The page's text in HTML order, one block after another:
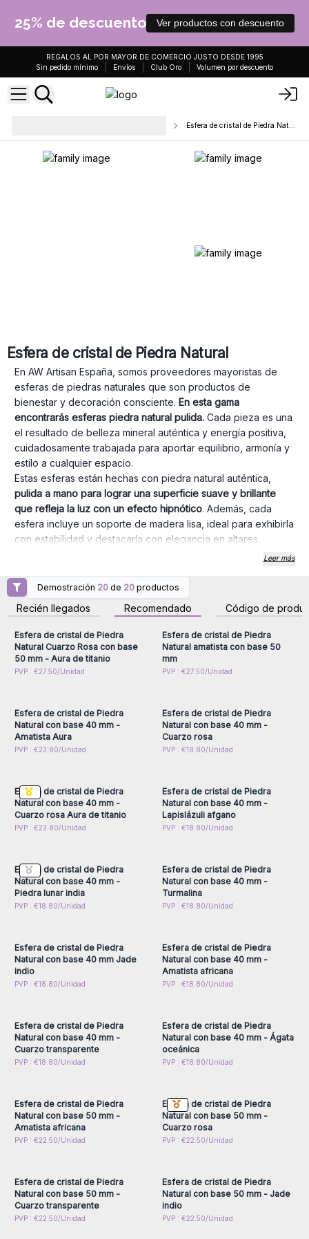
25% de descuento Ver productos con descuento
REGALOS AL POR MAYOR DE COMERCIO JUSTO DESDE 1995
Sin pedido mínimo
Envíos Club Oro Volumen por descuento
Esfera de cristal de Piedra Natural
Esfera de cristal de Piedra Natural
En AW Artisan España, somos proveedores mayoristas de
esferas de piedras naturales que son productos de
bienestar y decoración consciente. En esta gama
encontrarás esferas piedra natural pulida.Cada pieza es una
el resultado de belleza mineral auténtica y energía positiva,
cuidadosamente trabajada para aportar equilibrio, armonía y
estilo a cualquier espacio.
Estas esferas están hechas con piedra natural auténtica,
pulida a mano para lograr una superficie suave y brillante
que refleja la luz con un efecto hipnótico. Además, cada
esfera incluye un soporte de madera lisa, ideal para exhibirla
con estabilidad y destacarla con elegancia en altares,
- 40 mm:Este tamaño es perfecto para personas que quiere
coleccionar estas piedras naturales o para crear packs de
regalo.
- 50 mm:Esta tamaño es algo mayor, ideal para exhibirlas en
las estanterías o escritorios para conectar con la energía de
cada piedra.
¡Estas esperas al por mayor, soy muy aptas para terapias
ayuda a centrar la mente y liberar tensiones, según las
propiedades de cada tipo de piedra (amatista, cuarzo rosa,
obsidiana, etc.).
¡Exhibe estas esferas junto a tarjetas informativas con las
exhibición, velas o inciensos para crear sets espirituales
irresistibles!
Leer más
Demostración 20 de 20 productos
Recién llegados Recomendado Código de
para obtener precios al
por mayor
Esfera de cristal de Piedra
Natural Cuarzo Rosa con base
50 mm - Aura de titanio
PVP : €27.50/Unidad
para obtener precios al
por mayor
Esfera de cristal de Piedra
Natural amatista con base 50
mm
PVP : €27.50/Unidad
Inicie sesión o regístrese
Esfera de cristal de Piedra
Natural con base 40 mm -
Amatista Aura
PVP : €23.80/Unidad
Inicie sesión o regístrese
Esfera de cristal de Piedra
Natural con base 40 mm -
Cuarzo rosa
PVP : €18.80/Unidad
Inicie sesión o regístrese
Esfera de cristal de Piedra
Natural con base 40 mm -
Cuarzo rosa Aura de titanio
PVP : €23.80/Unidad
Inicie sesión o regístrese
Esfera de cristal de Piedra
Natural con base 40 mm -
Lapislázuli afgano
PVP : €18.80/Unidad
Inicie sesión o regístrese
Esfera de cristal de Piedra
Natural con base 40 mm -
Piedra lunar india
PVP : €18.80/Unidad
Inicie sesión o regístrese
Esfera de cristal de Piedra
Natural con base 40 mm -
Turmalina
PVP : €18.80/Unidad
Inicie sesión o regístrese
Esfera de cristal de Piedra
Natural con base 40 mm Jade
indio
PVP : €18.80/Unidad
Inicie sesión o regístrese
Esfera de cristal de Piedra
Natural con base 40 mm -
Amatista africana
PVP : €18.80/Unidad
Inicie sesión o regístrese
Esfera de cristal de Piedra
Natural con base 40 mm -
Cuarzo transparente
PVP : €18.80/Unidad
Inicie sesión o regístrese
Esfera de cristal de Piedra
Natural con base 40 mm - Ágata
oceánica
PVP : €18.80/Unidad
Inicie sesión o regístrese
Esfera de cristal de Piedra
Natural con base 50 mm -
Amatista africana
PVP : €22.50/Unidad
Inicie sesión o regístrese
Esfera de cristal de Piedra
Natural con base 50 mm -
Cuarzo rosa
PVP : €22.50/Unidad
Inicie sesión o regístrese
Esfera de cristal de Piedra
Natural con base 50 mm -
Cuarzo transparente
PVP : €22.50/Unidad
Inicie sesión o regístrese
Esfera de cristal de Piedra
Natural con base 50 mm - Jade
indio
PVP : €22.50/Unidad
Inicie sesión o regístrese
Inicie sesión o regístrese